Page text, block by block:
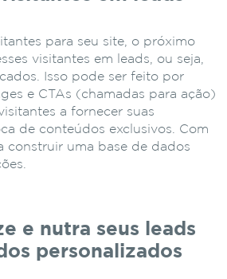
para seu site, o próximo
visitantes em leads, ou seja,
Isso pode ser feito por
e CTAs (chamadas para ação)
a fornecer suas
de conteúdos exclusivos. Com
construir uma base de dados
e nutra seus leads
personalizados